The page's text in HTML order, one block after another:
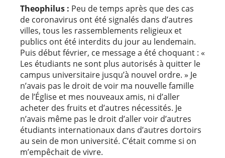
Theophilus : Peu de temps après que des cas
de coronavirus ont été signalés dans d’autres
villes, tous les rassemblements religieux et
publics ont été interdits du jour au lendemain.
Puis début février, ce message a été choquant : «
Les étudiants ne sont plus autorisés à quitter le
campus universitaire jusqu’à nouvel ordre. » Je
n’avais pas le droit de voir ma nouvelle famille
de l’Église et mes nouveaux amis, ni d’aller
acheter des fruits et d’autres nécessités. Je
n’avais même pas le droit d’aller voir d’autres
étudiants internationaux dans d’autres dortoirs
au sein de mon université. C’était comme si on
m’empêchait de vivre.